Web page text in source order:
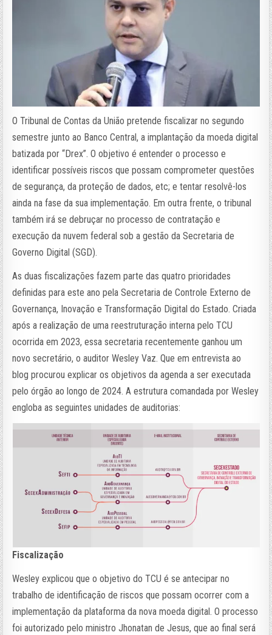
O Tribunal de Contas da União pretende fiscalizar no segundo
semestre junto ao Banco Central, a implantação da moeda digital
batizada por “Drex”. O objetivo é entender o processo e
identificar possíveis riscos que possam comprometer questões
de segurança, da proteção de dados, etc; e tentar resolvê-los
ainda na fase da sua implementação. Em outra frente, o tribunal
também irá se debruçar no processo de contratação e
execução da nuvem federal sob a gestão da Secretaria de
Governo Digital (SGD).
As duas fiscalizações fazem parte das quatro prioridades
definidas para este ano pela Secretaria de Controle Externo de
Governança, Inovação e Transformação Digital do Estado. Criada
após a realização de uma reestruturação interna pelo TCU
ocorrida em 2023, essa secretaria recentemente ganhou um
novo secretário, o auditor Wesley Vaz. Que em entrevista ao
blog procurou explicar os objetivos da agenda a ser executada
pelo órgão ao longo de 2024. A estrutura comandada por Wesley
engloba as seguintes unidades de auditorias:
Fiscalização
Wesley explicou que o objetivo do TCU é se antecipar no
trabalho de identificação de riscos que possam ocorrer com a
implementação da plataforma da nova moeda digital. O processo
foi autorizado pelo ministro Jhonatan de Jesus, que ao final será